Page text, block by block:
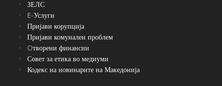
ЗЕЛС
E-Услуги
Пријави корупција
Пријави комунален проблем
Oтворени финансии
Совет за етика во медиуми
Кодекс на новинарите на Македонија